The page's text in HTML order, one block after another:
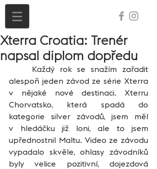
Xterra Croatia: Trenér
napsal diplom dopředu
alespoň jeden závod ze série Xterra
v nějaké nové destinaci. Xterru
Chorvatsko, která spadá do
kategorie silver závodů, jsem měl
v hledáčku již loni, ale to jsem
upřednostnil Maltu. Video ze závodu
vypadalo skvěle, ohlasy závodníků
byly velice pozitivní, dojezdová